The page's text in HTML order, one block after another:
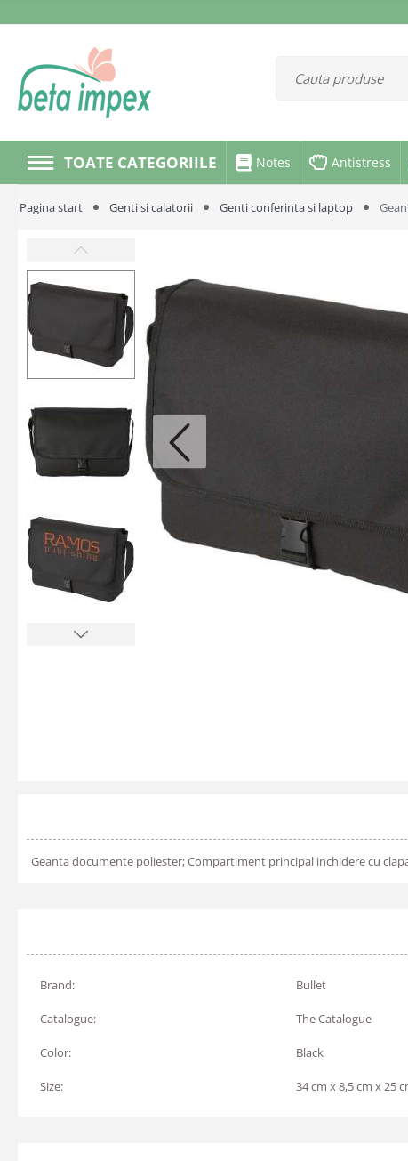
TOATE CATEGORIILE Notes Antistress
Pagina start Genti si calatorii Genti conferinta si laptop
Geanta documente poliester; Compartiment principal inchidere cu
Brand: Bullet
Catalogue: The Catalogue
Color: Black
Size: 34 cm x 8,5 cm x 25